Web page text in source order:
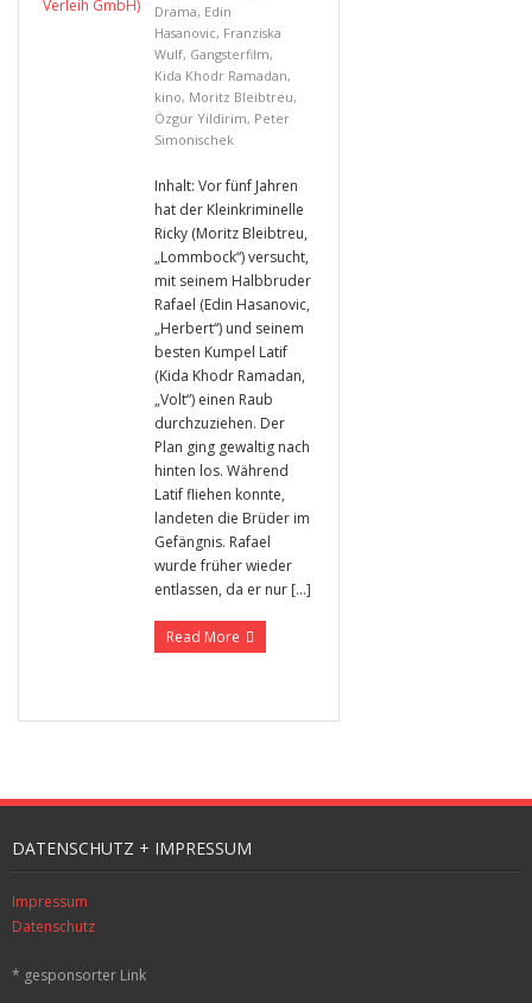
Drama, Edin
Hasanovic, Franziska
Wulf, Gangsterfilm,
Kida Khodr Ramadan,
kino, Moritz Bleibtreu,
Özgür Yildirim, Peter
Simonischek
Inhalt: Vor fünf Jahren
hat der Kleinkriminelle
Ricky (Moritz Bleibtreu,
„Lommbock“) versucht,
mit seinem Halbbruder
Rafael (Edin Hasanovic,
„Herbert“) und seinem
besten Kumpel Latif
(Kida Khodr Ramadan,
„Volt“) einen Raub
durchzuziehen. Der
Plan ging gewaltig nach
hinten los. Während
Latif fliehen konnte,
landeten die Brüder im
Gefängnis. Rafael
wurde früher wieder
entlassen, da er nur […]
Read More
DATENSCHUTZ + IMPRESSUM
Impressum
Datenschutz
* gesponsorter Link